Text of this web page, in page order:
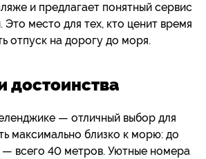
и предлагает понятный сервис
Это место для тех, кто ценит время
отпуск на дорогу до моря.
достоинства
— отличный выбор для
максимально близко к морю: до
— всего 40 метров. Уютные номера